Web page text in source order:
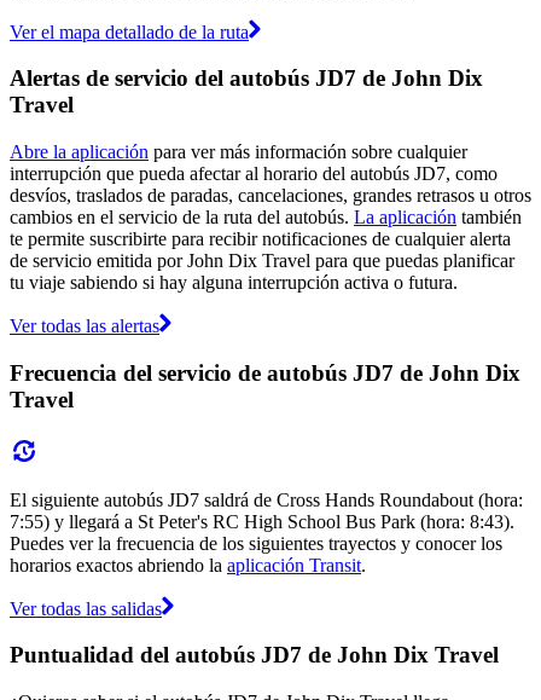
Ver el mapa detallado de la ruta
Alertas de servicio del autobús JD7 de John Dix
Travel
Abre la aplicación para ver más información sobre cualquier
interrupción que pueda afectar al horario del autobús JD7, como
desvíos, traslados de paradas, cancelaciones, grandes retrasos u otros
cambios en el servicio de la ruta del autobús. La aplicación también
te permite suscribirte para recibir notificaciones de cualquier alerta
de servicio emitida por John Dix Travel para que puedas planificar
tu viaje sabiendo si hay alguna interrupción activa o futura.
Ver todas las alertas
Frecuencia del servicio de autobús JD7 de John Dix
Travel
El siguiente autobús JD7 saldrá de Cross Hands Roundabout (hora:
7:55) y llegará a St Peter's RC High School Bus Park (hora: 8:43).
Puedes ver la frecuencia de los siguientes trayectos y conocer los
horarios exactos abriendo la aplicación Transit.
Ver todas las salidas
Puntualidad del autobús JD7 de John Dix Travel